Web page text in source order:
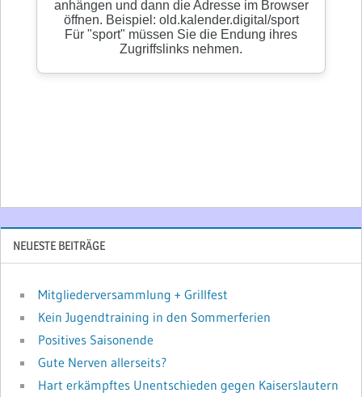
NEUESTE BEITRÄGE
Mitgliederversammlung + Grillfest
Kein Jugendtraining in den Sommerferien
Positives Saisonende
Gute Nerven allerseits?
Hart erkämpftes Unentschieden gegen Kaiserslautern